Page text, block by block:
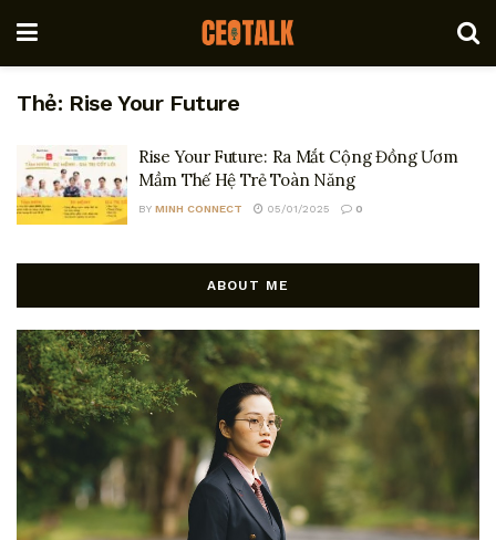
Thẻ: Rise Your Future
Rise Your Future: Ra Mắt Cộng Đồng Ươm
Mầm Thế Hệ Trẻ Toàn Năng
BY MINH CONNECT 05/01/2025 0
ABOUT ME